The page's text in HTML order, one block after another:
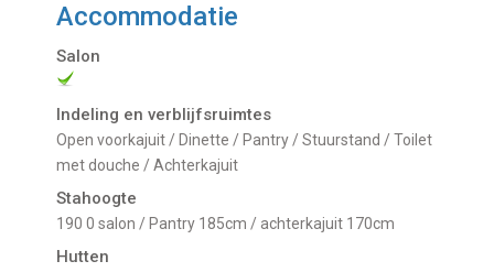
Accommodatie
Salon
Indeling en verblijfsruimtes
Open voorkajuit / Dinette / Pantry / Stuurstand / Toilet
met douche / Achterkajuit
Stahoogte
190 0 salon / Pantry 185cm / achterkajuit 170cm
Hutten